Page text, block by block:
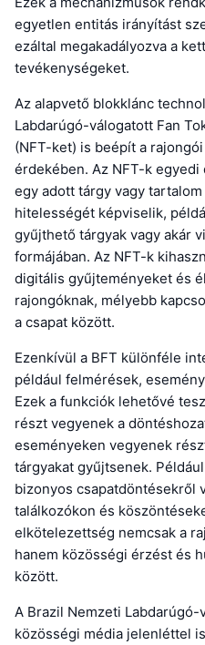
egyetlen entitás irányítást
ezáltal megakadályozva a
tevékenységeket.
Az alapvető blokklánc
Labdarúgó-válogatott Fan
(NFT-ket) is beépít a
érdekében. Az NFT-k
egy adott tárgy vagy
hitelességét képviselik,
gyűjthető tárgyak vagy akár
formájában. Az NFT-k
digitális gyűjteményeket és
rajongóknak, mélyebb
a csapat között.
Ezenkívül a BFT különféle
például felmérések,
Ezek a funkciók lehetővé
részt vegyenek a
eseményeken vegyenek
tárgyakat gyűjtsenek.
bizonyos csapatdöntésekről
találkozókon és
elkötelezettség nemcsak a
hanem közösségi érzést és
között.
A Brazil Nemzeti
közösségi média jelenléttel